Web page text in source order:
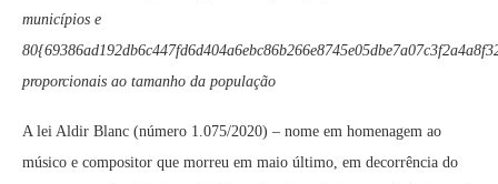
municípios e
proporcionais ao tamanho da população
A lei Aldir Blanc (número 1.075/2020) – nome em homenagem ao
músico e compositor que morreu em maio último, em decorrência do